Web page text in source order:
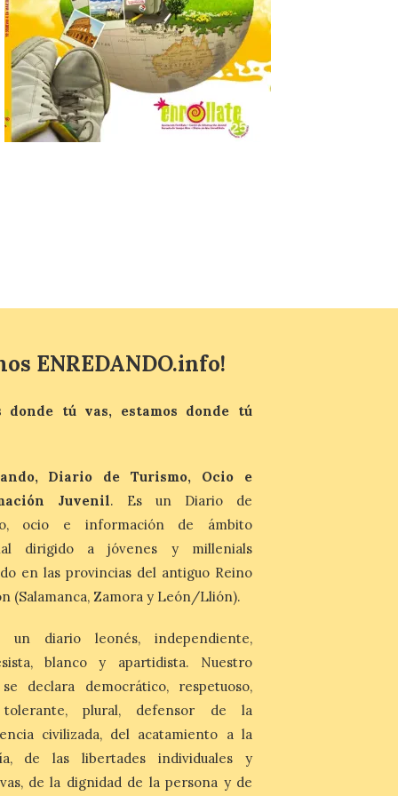
posición exacta del Sol y
así localizar el lugar ideal
para observar el eclipse
solar del 12 de agosto de 2026 sin
obstáculos. El visor es una herramienta a
la […]
Paradores renueva su
Última llamada: Eclipse
total del 12 de agosto.
7 Ago 2026
León es la provincia más
económica (116€/noche),
pero también una de las
más agotadas: solo un 4%
de alojamientos libres.
Zamora, Palencia y Álava son las
provincias con menos margen: apenas un
esas […]
El eclipse genera un boom
de reservas hoteleras y
precios desorbitados,
según SiteMinder
7 Ago 2026
ENREDANDO.info!
donde tú vas, estamos donde tú
Diario de Turismo, Ocio e
Juvenil. Es un Diario de
ocio e información de ámbito
dirigido a jóvenes y millenials
en las provincias del antiguo Reino
(Salamanca, Zamora y León/Llión).
un diario leonés, independiente,
blanco y apartidista. Nuestro
declara democrático, respetuoso,
tolerante, plural, defensor de la
civilizada, del acatamiento a la
de las libertades individuales y
de la dignidad de la persona y de